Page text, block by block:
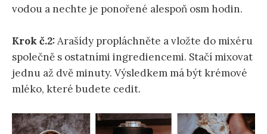
vodou a nechte je ponořené alespoň osm hodin.
Krok č.2:Arašídy propláchněte a vložte do mixéru
společně s ostatními ingrediencemi. Stačí mixovat
jednu až dvě minuty. Výsledkem má být krémové
mléko, které budete cedit.